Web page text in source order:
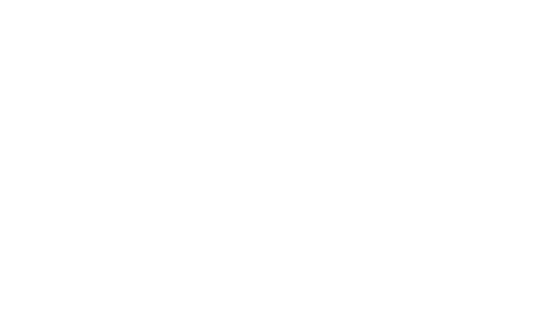
hasta el producto final, así como el
estrictas.